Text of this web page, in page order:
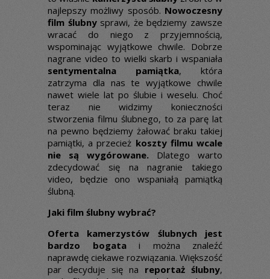
najlepszy możliwy sposób. Nowoczesny
film ślubny sprawi, że będziemy zawsze
wracać do niego z przyjemnością,
wspominając wyjątkowe chwile. Dobrze
nagrane video to wielki skarb i wspaniała
sentymentalna pamiątka, która
zatrzyma dla nas te wyjątkowe chwile
nawet wiele lat po ślubie i weselu. Choć
teraz nie widzimy konieczności
stworzenia filmu ślubnego, to za parę lat
na pewno będziemy żałować braku takiej
pamiątki, a przecież koszty filmu wcale
nie są wygórowane. Dlatego warto
zdecydować się na nagranie takiego
video, będzie ono wspaniałą pamiątką
ślubną.
Jaki film ślubny wybrać?
Oferta kamerzystów ślubnych jest
bardzo bogatai można znaleźć
naprawdę ciekawe rozwiązania. Większość
par decyduje się na reportaż ślubny,